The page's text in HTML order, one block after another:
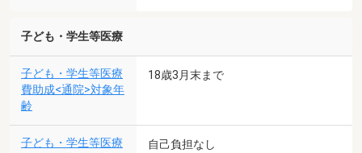
子ども・学生等医療
子ども・学生等医療
費助成<通院>対象年
齢
18歳3月末まで
子ども・学生等医療
自己負担なし